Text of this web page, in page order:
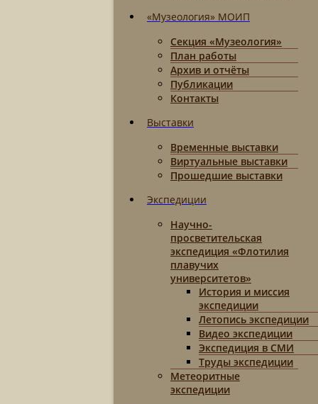
«Музеология» МОИП
Секция «Музеология»
План работы
Архив и отчёты
Публикации
Контакты
Выставки
Временные выставки
Виртуальные выставки
Прошедшие выставки
Экспедиции
Научно-
просветительская
экспедиция «Флотилия
плавучих
университетов»
История и миссия
экспедиции
Летопись экспедиции
Видео экспедиции
Экспедиция в СМИ
Труды экспедиции
Метеоритные
экспедиции